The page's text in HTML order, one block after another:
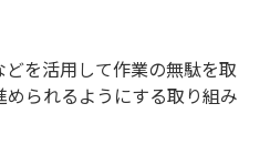
を活用して作業の無駄を取
められるようにする取り組み